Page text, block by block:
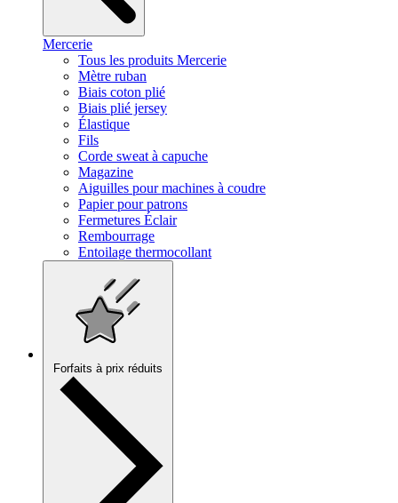
Mercerie
Tous les produits Mercerie
Mètre ruban
Biais coton plié
Biais plié jersey
Élastique
Fils
Corde sweat à capuche
Magazine
Aiguilles pour machines à coudre
Papier pour patrons
Fermetures Éclair
Rembourrage
Entoilage thermocollant
Forfaits à prix réduits